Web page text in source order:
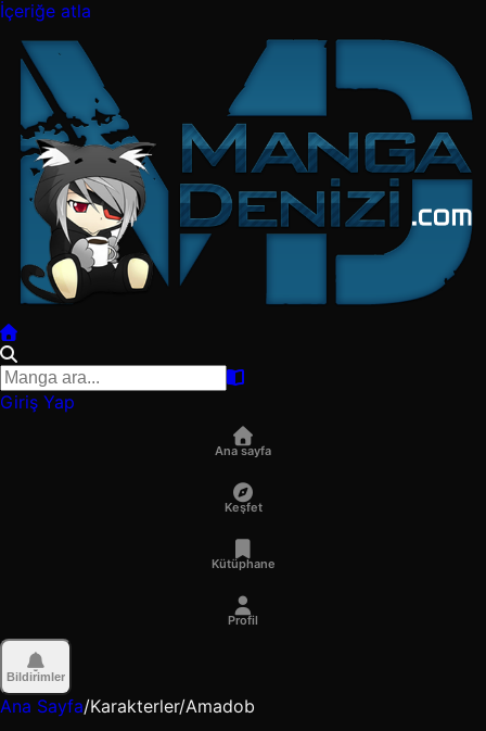
İçeriğe atla
Giriş Yap
Ana sayfa
Keşfet
Kütüphane
Profil
Bildirimler
Ana Sayfa/Karakterler/Amadob